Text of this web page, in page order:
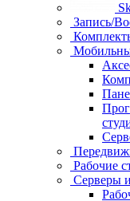
Запись/
Рабочие
Серверы